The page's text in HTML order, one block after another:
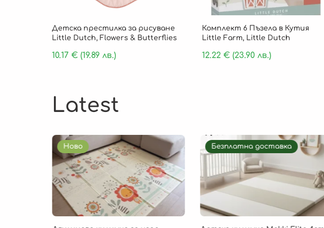
Детска престилка за рисуване
Little Dutch, Flowers & Butterflies
10.17 € (19.89 лв.)
Комплект 6 Пъзела в Кутия
Little Farm, Little Dutch
12.22 €(23.90 лв.)
Latest
Ново Безплатна доставка